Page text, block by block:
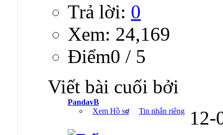
Trả lời: 0
Xem: 24,169
Ðiểm0 / 5
Viết bài cuối bởi
PandavB
Xem Hồ sơ
Tin nhắn riêng